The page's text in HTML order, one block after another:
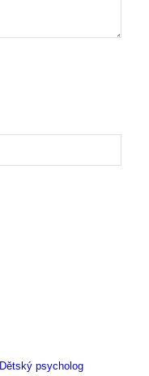
Dětský psycholog